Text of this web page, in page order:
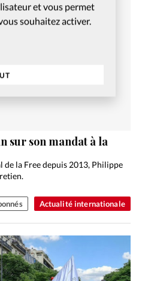
et vous permet
souhaitez activer.
Actualité internationale
sur son mandat à la
de la Free depuis 2013, Philippe